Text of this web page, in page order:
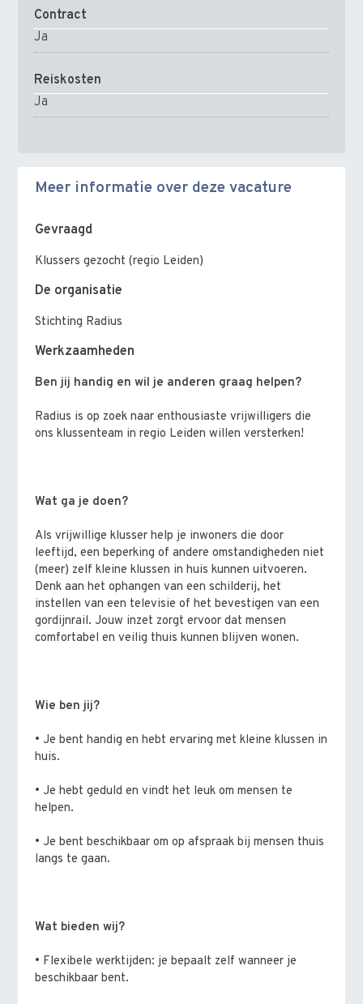
Contract
Ja
Reiskosten
Ja
Meer informatie over deze vacature
Gevraagd
Klussers gezocht (regio Leiden)
De organisatie
Stichting Radius
Werkzaamheden
Ben jij handig en wil je anderen graag helpen?
Radius is op zoek naar enthousiaste vrijwilligers die
ons klussenteam in regio Leiden willen versterken!
Wat ga je doen?
Als vrijwillige klusser help je inwoners die door
leeftijd, een beperking of andere omstandigheden niet
(meer) zelf kleine klussen in huis kunnen uitvoeren.
Denk aan het ophangen van een schilderij, het
instellen van een televisie of het bevestigen van een
gordijnrail. Jouw inzet zorgt ervoor dat mensen
comfortabel en veilig thuis kunnen blijven wonen.
Wie ben jij?
• Je bent handig en hebt ervaring met kleine klussen in
huis.
• Je hebt geduld en vindt het leuk om mensen te
helpen.
• Je bent beschikbaar om op afspraak bij mensen thuis
langs te gaan.
Wat bieden wij?
• Flexibele werktijden: je bepaalt zelf wanneer je
beschikbaar bent.